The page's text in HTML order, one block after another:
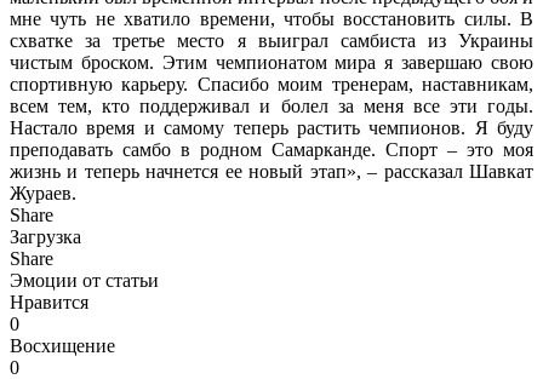
мне чуть не хватило времени, чтобы восстановить силы. В
схватке за третье место я выиграл самбиста из Украины
чистым броском. Этим чемпионатом мира я завершаю свою
спортивную карьеру. Спасибо моим тренерам, наставникам,
всем тем, кто поддерживал и болел за меня все эти годы.
Настало время и самому теперь растить чемпионов. Я буду
преподавать самбо в родном Самарканде. Спорт – это моя
жизнь и теперь начнется ее новый этап», – рассказал Шавкат
Жураев.
Share
Загрузка
Share
Эмоции от статьи
Нравится
0
Восхищение
0